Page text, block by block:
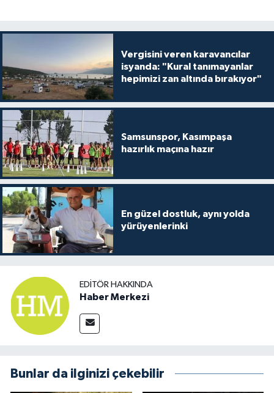
Vergisini veren karavancılar
isyanda: "Kural tanımayanlar
hepimizi zan altında bırakıyor"
Samsunspor, Kasımpaşa
hazırlık maçına hazır
En güzel dostluk, aynı yolda
yürüyenlerinki
EDITÖR HAKKINDA
Haber Merkezi
Bunlar da ilginizi çekebilir